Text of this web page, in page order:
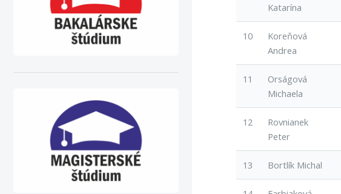
Katarína
10
Koreňová
Andrea
11
Orságová
Michaela
12
Rovnianek
Peter
13 Bortlík Michal